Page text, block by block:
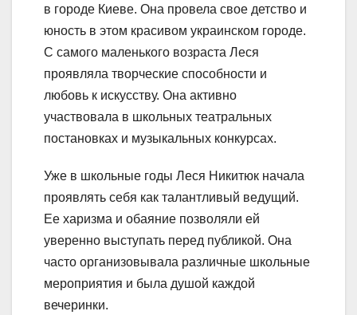
в городе Киеве. Она провела свое детство и
юность в этом красивом украинском городе.
С самого маленького возраста Леся
проявляла творческие способности и
любовь к искусству. Она активно
участвовала в школьных театральных
постановках и музыкальных конкурсах.
Уже в школьные годы Леся Никитюк начала
проявлять себя как талантливый ведущий.
Ее харизма и обаяние позволяли ей
уверенно выступать перед публикой. Она
часто организовывала различные школьные
мероприятия и была душой каждой
вечеринки.